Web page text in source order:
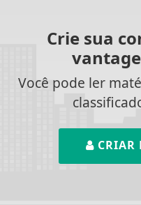
Crie sua
Você pode ler
CRIAR